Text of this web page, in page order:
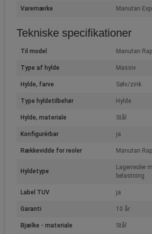
Varemærke Manutan
Tekniske specifikationer
Til model Manutan
Type af hylde Massiv
Hylde, farve Sølv/zink
Type hyldetilbehør Hylde
Hylde, materiale Stål
Konfigurérbar ja
Rækkevidde for reoler Manutan
Hyldetype
Lagerreoler
belastning
Label TUV ja
Garanti 10 år
Bjælke - materiale Stål